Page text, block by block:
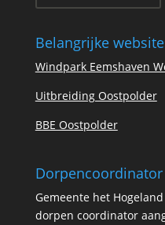
Belangrijke
Windpark Eemshaven
Uitbreiding Oostpolder
BBE Oostpolder
Dorpencoordinator
Gemeente het
dorpen coordinator